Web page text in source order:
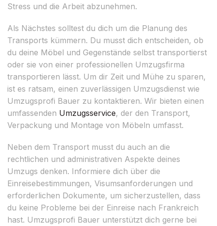
Stress und die Arbeit abzunehmen.
Als Nächstes solltest du dich um die Planung des
Transports kümmern. Du musst dich entscheiden, ob
du deine Möbel und Gegenstände selbst transportierst
oder sie von einer professionellen Umzugsfirma
transportieren lässt. Um dir Zeit und Mühe zu sparen,
ist es ratsam, einen zuverlässigen Umzugsdienst wie
Umzugsprofi Bauer zu kontaktieren. Wir bieten einen
umfassenden Umzugsservice, der den Transport,
Verpackung und Montage von Möbeln umfasst.
Neben dem Transport musst du auch an die
rechtlichen und administrativen Aspekte deines
Umzugs denken. Informiere dich über die
Einreisebestimmungen, Visumsanforderungen und
erforderlichen Dokumente, um sicherzustellen, dass
du keine Probleme bei der Einreise nach Frankreich
hast. Umzugsprofi Bauer unterstützt dich gerne bei